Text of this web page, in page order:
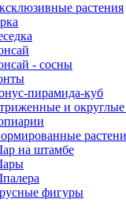
растения
- сосны
пирамида-куб
и округлые
на штамбе
фигуры